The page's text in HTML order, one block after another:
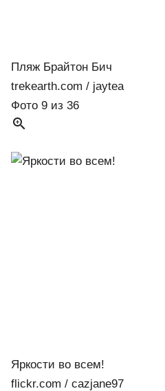
Пляж Брайтон Бич
trekearth.com / jaytea
Фото 9 из 36

Яркости во всем!
flickr.com / cazjane97